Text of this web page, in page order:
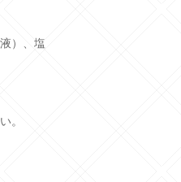
）、塩
。